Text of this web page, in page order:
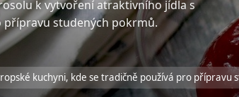
k vytvoření atraktivního jídla s
přípravu studených pokrmů.
kuchyni, kde se tradičně používá pro přípravu